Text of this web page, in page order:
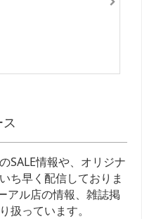
SALE情報や、オリジナ
ち早く配信しておりま
アル店の情報、雑誌掲
扱っています。